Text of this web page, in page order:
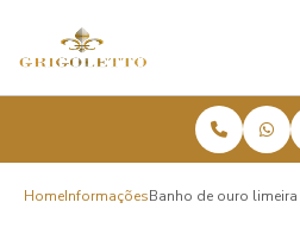
HomeInformaçõesBanho de ouro